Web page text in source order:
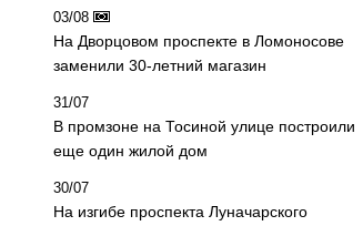
03/08
На Дворцовом проспекте в Ломоносове
заменили 30-летний магазин
31/07
В промзоне на Тосиной улице построили
еще один жилой дом
30/07
На изгибе проспекта Луначарского